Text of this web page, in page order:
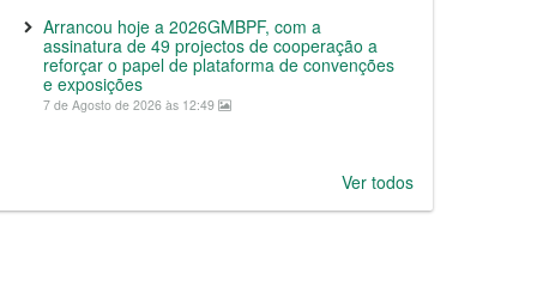
Arrancou hoje a 2026GMBPF, com a
assinatura de 49 projectos de cooperação a
reforçar o papel de plataforma de convenções
e exposições
7 de Agosto de 2026 às 12:49
Ver todos